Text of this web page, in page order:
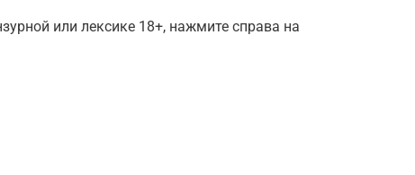
или лексике 18+, нажмите справа на